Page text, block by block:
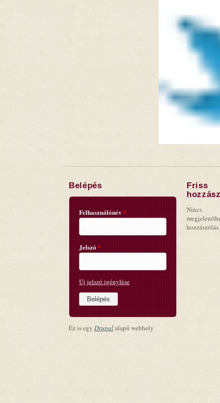
Belépés
Felhasználónév*
Jelszó*
Új jelszó igénylése
Friss
Nincs
hozzászólás.
Ez is egy Drupalalapú webhely